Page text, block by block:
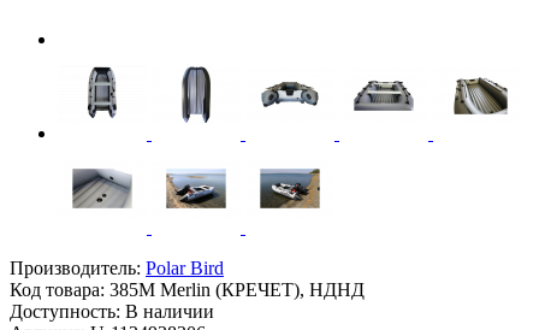
Производитель: Polar Bird
Код товара: 385M Merlin (КРЕЧЕТ), НДНД
Доступность: В наличии